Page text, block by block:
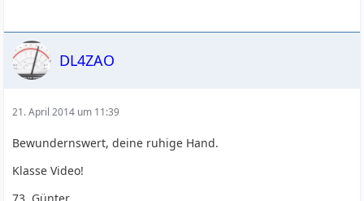
DL4ZAO
21. April 2014 um 11:39
Bewundernswert, deine ruhige Hand.
Klasse Video!